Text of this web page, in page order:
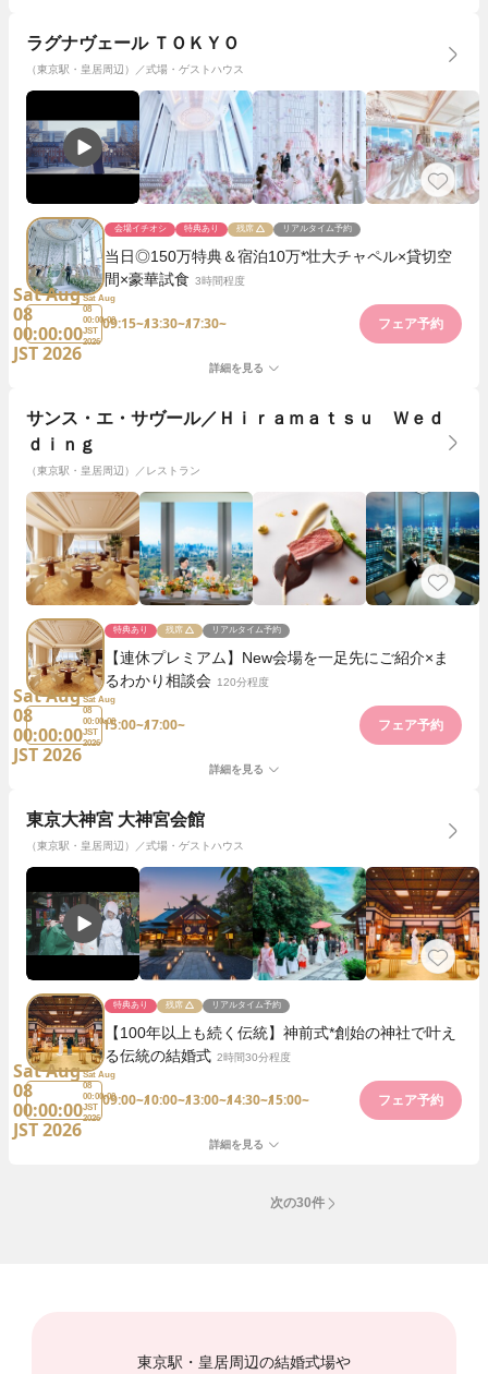
ラグナヴェール ＴＯＫＹＯ
（東京駅・皇居周辺）／式場・ゲストハウス
会場イチオシ 特典あり 残席 リアルタイム予約
当日◎150万特典＆宿泊10万*壮大チャペル×貸切空
間×豪華試食 3時間程度
Sat Aug
08
00:00:00
JST 2026
Sat Aug
08
00:00:00
JST
2026
09:15~13:30~17:30~ フェア予約
詳細を見る
サンス・エ・サヴール／Ｈｉｒａｍａｔｓｕ Ｗｅｄ
ｄｉｎｇ
（東京駅・皇居周辺）／レストラン
特典あり 残席 リアルタイム予約
【連休プレミアム】New会場を一足先にご紹介×ま
るわかり相談会 120分程度
Sat Aug
08
00:00:00
JST 2026
Sat Aug
08
00:00:00
JST
2026
15:00~17:00~ フェア予約
詳細を見る
東京大神宮 大神宮会館
（東京駅・皇居周辺）／式場・ゲストハウス
特典あり 残席 リアルタイム予約
【100年以上も続く伝統】神前式*創始の神社で叶え
る伝統の結婚式 2時間30分程度
Sat Aug
08
00:00:00
JST 2026
Sat Aug
08
00:00:00
JST
2026
09:00~10:00~13:00~14:30~15:00~ フェア予約
詳細を見る
次の30件
東京駅・皇居周辺の結婚式場や